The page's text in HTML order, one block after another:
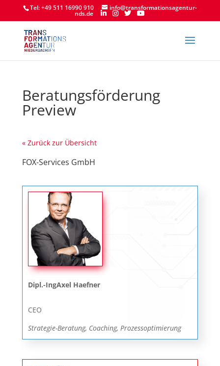
Tel: +49 511 16990 910 info@transformationsagentur-
nds.de
Beratungsförderung
Preview
« Zurück zur Übersicht
FOX-Services GmbH
Dipl.-IngAxel Haefner
CEO
Strategie-Beratung, Coaching, Prozessoptimierung